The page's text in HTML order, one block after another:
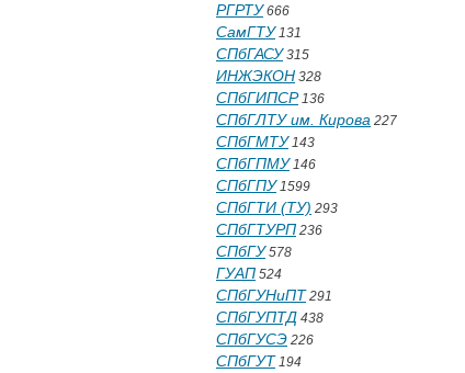
РГРТУ666
СамГТУ131
СПбГАСУ315
ИНЖЭКОН 328
СПбГИПСР136
СПбГЛТУ им. Кирова 227
СПбГМТУ143
СПбГПМУ146
СПбГПУ1599
СПбГТИ (ТУ) 293
СПбГТУРП 236
СПбГУ578
ГУАП 524
СПбГУНиПТ 291
СПбГУПТД 438
СПбГУСЭ 226
СПбГУТ 194